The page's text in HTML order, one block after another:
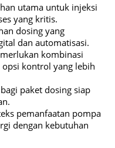
utama untuk injeksi
yang kritis.
dosing yang
dan automatisasi.
kombinasi
kontrol yang lebih
paket dosing siap
pemanfaatan pompa
dengan kebutuhan